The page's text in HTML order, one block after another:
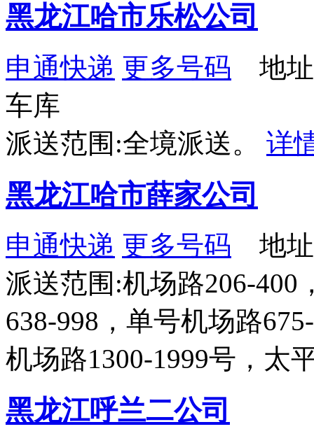
黑龙江哈市乐松公司
申通快递 更多号码 地址
车库
派送范围:全境派送。 详
黑龙江哈市薛家公司
申通快递 更多号码 地址
派送范围:机场路206-400
638-998，单号机场路
机场路1300-1999号，太
黑龙江呼兰二公司